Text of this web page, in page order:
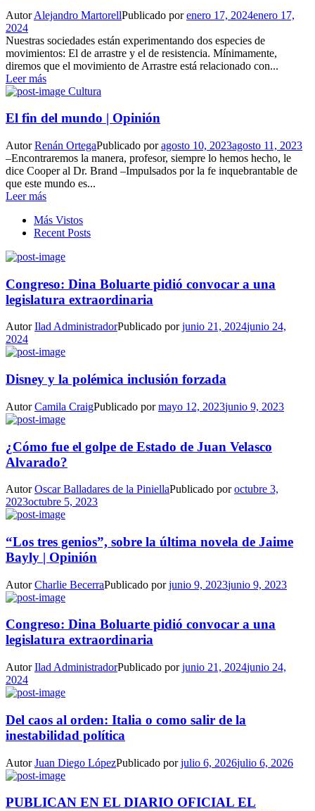
AutorAlejandro MartorellPublicado porenero 17, 2024enero 17,
2024
Nuestras sociedades están experimentando dos especies de
movimientos: El de arrastre y el de resistencia. Mínimamente,
diremos que el movimiento de Arrastre está relacionado con...
Leer más
Cultura
El fin del mundo | Opinión
AutorRenán OrtegaPublicado poragosto 10, 2023agosto 11, 2023
–Encontraremos la manera, profesor, siempre lo hemos hecho, le
dice Cooper al Dr. Brand –Impulsados por la fe inquebrantable de
que este mundo es...
Leer más
Más Vistos
Recent Posts
Congreso: Dina Boluarte pidió convocar a una
legislatura extraordinaria
AutorIlad AdministradorPublicado porjunio 21, 2024junio 24,
2024
Disney y la polémica inclusión forzada
AutorCamila CraigPublicado pormayo 12, 2023junio 9, 2023
¿Cómo fue el golpe de Estado de Juan Velasco
Alvarado?
AutorOscar Balladares de la PiniellaPublicado poroctubre 3,
2023octubre 5, 2023
“Los tres genios”, sobre la última novela de Jaime
Bayly | Opinión
AutorCharlie BecerraPublicado porjunio 9, 2023junio 9, 2023
Congreso: Dina Boluarte pidió convocar a una
legislatura extraordinaria
AutorIlad AdministradorPublicado porjunio 21, 2024junio 24,
2024
Del caos al orden: Italia o como salir de la
inestabilidad política
AutorJuan Diego LópezPublicado porjulio 6, 2026julio 6, 2026
PUBLICAN EN EL DIARIO OFICIAL EL